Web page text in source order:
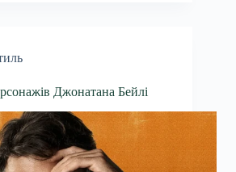
Джонатана Бейлі